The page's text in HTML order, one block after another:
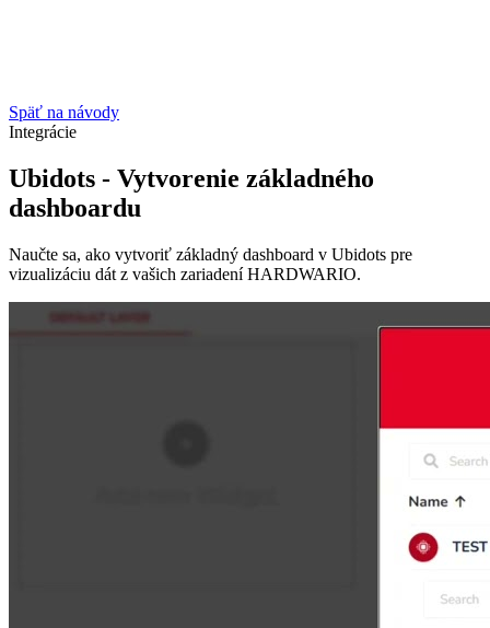
Späť na návody
Integrácie
Ubidots - Vytvorenie základného
dashboardu
Naučte sa, ako vytvoriť základný dashboard v Ubidots pre
vizualizáciu dát z vašich zariadení HARDWARIO.